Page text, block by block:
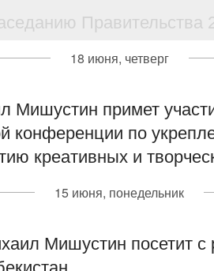
Правительства
18 июня, четверг
Мишустин примет
конференции по
креативных и
15 июня, понедельник
Мишустин посетит с